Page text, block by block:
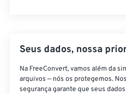
Seus dados, nossa
Na FreeConvert, vamos além da
arquivos — nós os protegemos.
segurança garante que seus